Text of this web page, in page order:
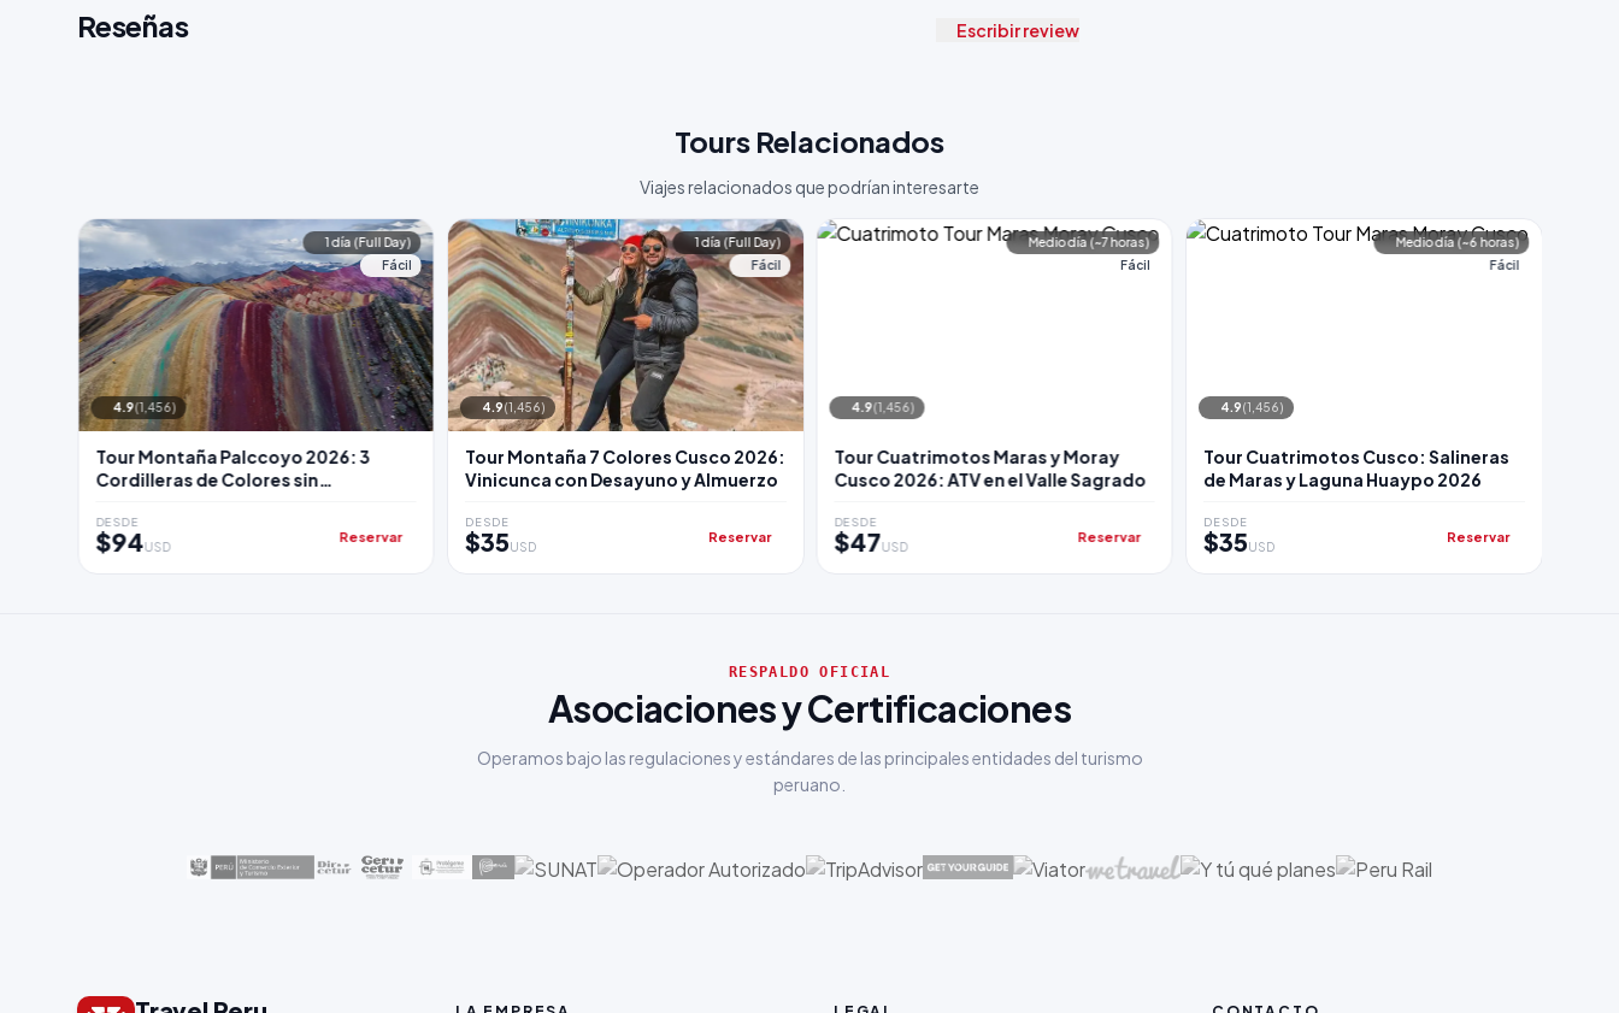
Reseñas Escribir review
Tours Relacionados
Viajes relacionados que podrían interesarte
1 día (Full Day)
Fácil
4.9(1,456)
Tour Montaña Palccoyo 2026: 3
Cordilleras de Colores sin
DESDE
$94USD
Reservar
1 día (Full Day)
Fácil
4.9(1,456)
Tour Montaña 7 Colores Cusco 2026:
Vinicunca con Desayuno y Almuerzo
DESDE
$35USD
Reservar
Medio día (~7 horas)
Fácil
4.9(1,456)
Tour Cuatrimotos Maras y Moray
Cusco 2026: ATV en el Valle Sagrado
DESDE
$47USD
Reservar
Medio día (~6 horas)
Fácil
4.9(1,456)
Tour Cuatrimotos Cusco: Salineras
de Maras y Laguna Huaypo 2026
DESDE
$35USD
Reservar
RESPALDO OFICIAL
Asociaciones y Certificaciones
Operamos bajo las regulaciones y estándares de las principales entidades del turismo
peruano.